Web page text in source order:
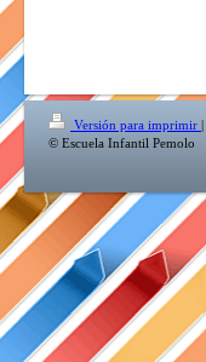
Versión para imprimir |
© Escuela Infantil Pemolo